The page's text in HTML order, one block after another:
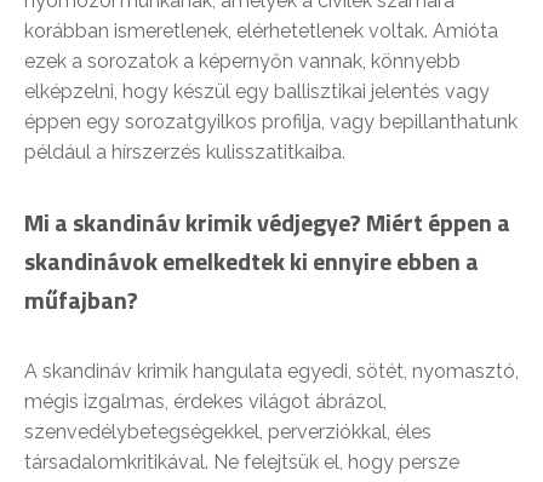
korábban ismeretlenek, elérhetetlenek voltak. Amióta
ezek a sorozatok a képernyőn vannak, könnyebb
elképzelni, hogy készül egy ballisztikai jelentés vagy
éppen egy sorozatgyilkos profilja, vagy bepillanthatunk
például a hírszerzés kulisszatitkaiba.
Mi a skandináv krimik védjegye? Miért éppen a
skandinávok emelkedtek ki ennyire ebben a
műfajban?
A skandináv krimik hangulata egyedi, sötét, nyomasztó,
mégis izgalmas, érdekes világot ábrázol,
szenvedélybetegségekkel, perverziókkal, éles
társadalomkritikával. Ne felejtsük el, hogy persze